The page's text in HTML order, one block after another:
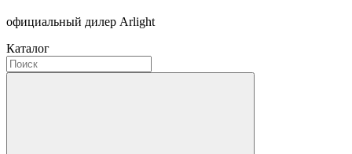
официальный дилер Arlight
Каталог